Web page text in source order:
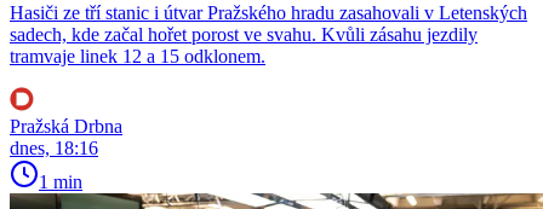
Hasiči ze tří stanic i útvar Pražského hradu zasahovali v Letenských
sadech, kde začal hořet porost ve svahu. Kvůli zásahu jezdily
tramvaje linek 12 a 15 odklonem.
Pražská Drbna
dnes, 18:16
1 min